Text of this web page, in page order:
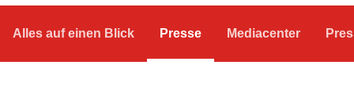
Alles auf einen Blick Presse Mediacenter